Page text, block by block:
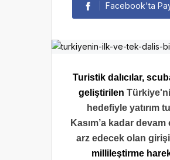
Facebook'ta
Turistik dalıcılar,
geliştirilen
hedefiyle yatırım
Kasım’a kadar
arz edecek olan
millileştirme